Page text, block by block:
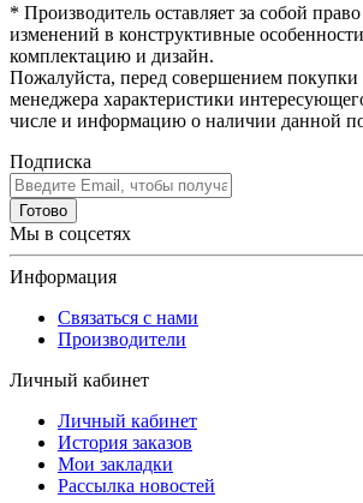
* Производитель оставляет за собой
изменений в конструктивные
комплектацию и дизайн.
Пожалуйста, перед совершением покупки
менеджера характеристики
числе и информацию о наличии данной
Подписка
Готово
Мы в соцсетях
Информация
Связаться с нами
Производители
Личный кабинет
Личный кабинет
История заказов
Мои закладки
Рассылка новостей